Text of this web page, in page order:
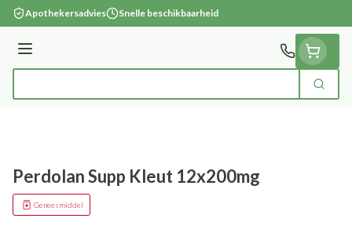
Ga naar de inhoud
Apothekersadvies Snelle beschikbaarheid
Menu
Zoek
Perdolan Supp Kleut 12x200mg
Geneesmiddel